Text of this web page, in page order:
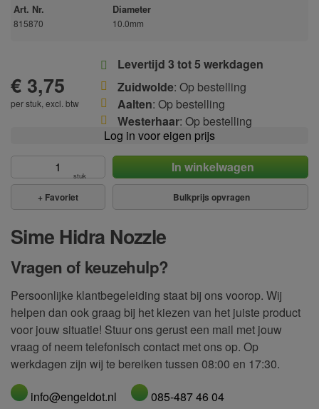
Art. Nr.
815870
Diameter
10.0mm
€ 3,75
per stuk, excl. btw
Levertijd 3 tot 5 werkdagen
Zuidwolde: Op bestelling
Aalten: Op bestelling
Westerhaar: Op bestelling
Log in voor eigen prijs
stuk
In winkelwagen
Bulkprijs opvragen
+ Favoriet
Sime Hidra Nozzle
Vragen of keuzehulp?
Persoonlijke klantbegeleiding staat bij ons voorop. Wij
helpen dan ook graag bij het kiezen van het juiste product
voor jouw situatie! Stuur ons gerust een mail met jouw
vraag of neem telefonisch contact met ons op. Op
werkdagen zijn wij te bereiken tussen 08:00 en 17:30.
info@engeldot.nl
085-487 46 04